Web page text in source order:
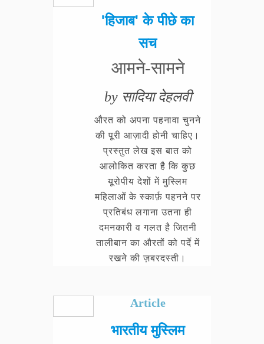
'हिजाब' के पीछे का
सच
आमने-सामने
by सादिया देहलवी
औरत को अपना पहनावा चुनने
की पूरी आज़ादी होनी चाहिए।
प्रस्तुत लेख इस बात को
आलोकित करता है कि कुछ
यूरोपीय देशों में मुस्लिम
महिलाओं के स्कार्फ़ पहनने पर
प्रतिबंध लगाना उतना ही
दमनकारी व गलत है जितनी
तालीबान का औरतों को पर्दे में
रखने की ज़बरदस्ती।
Article
भारतीय मुस्लिम